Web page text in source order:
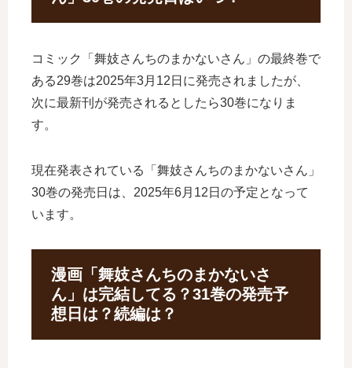
コミック「舞妓さんちのまかないさん」の最終巻で
ある29巻は2025年3月12日に発売されましたが、
次に最新刊が発売されるとしたら30巻になりま
す。
現在発表されている「舞妓さんちのまかないさん」
30巻の発売日は、2025年6月12日の予定となって
います。
漫画「舞妓さんちのまかないさ
ん」は完結してる？31巻の発売予
想日は？続編は？